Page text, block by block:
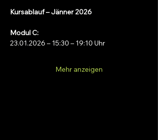
Kursablauf – Jänner 2026
Modul C:
23.01.2026 – 15:30 – 19:10 Uhr
Mehr anzeigen